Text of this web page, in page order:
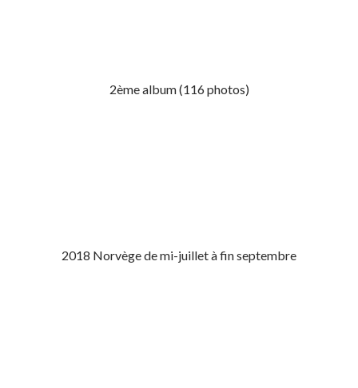
2ème album (116 photos)
2018 Norvège de mi-juillet à fin septembre